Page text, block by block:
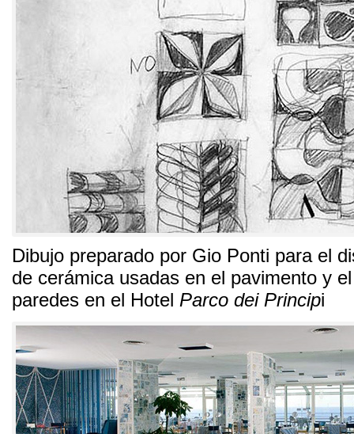
Dibujo preparado por Gio Ponti para el
de cerámica usadas en el pavimento y
paredes en el Hotel Parco dei Principi